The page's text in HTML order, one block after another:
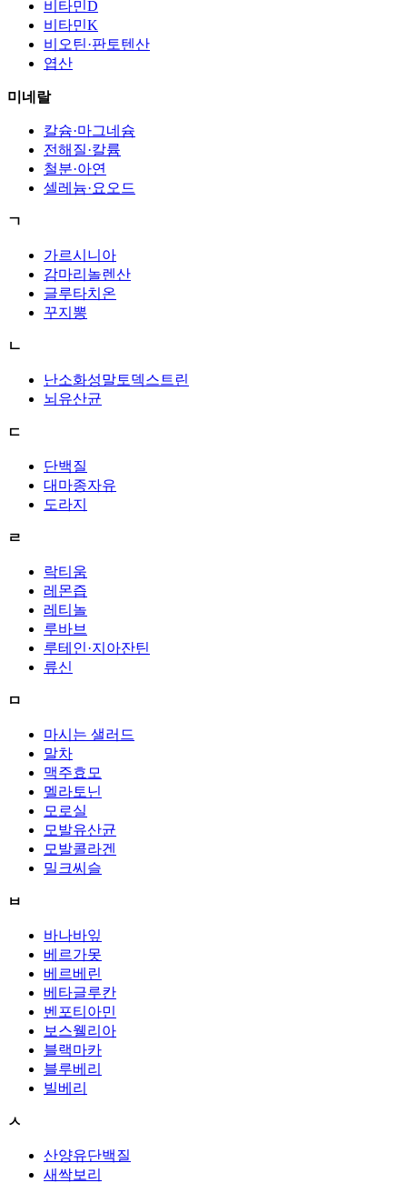
비타민D
비타민K
비오틴·판토텐산
엽산
미네랄
칼슘·마그네슘
전해질·칼륨
철분·아연
셀레늄·요오드
ㄱ
가르시니아
감마리놀렌산
글루타치온
꾸지뽕
ㄴ
난소화성말토덱스트린
뇌유산균
ㄷ
단백질
대마종자유
도라지
ㄹ
락티움
레몬즙
레티놀
루바브
루테인·지아잔틴
류신
ㅁ
마시는 샐러드
말차
맥주효모
멜라토닌
모로실
모발유산균
모발콜라겐
밀크씨슬
ㅂ
바나바잎
베르가못
베르베린
베타글루칸
벤포티아민
보스웰리아
블랙마카
블루베리
빌베리
ㅅ
산양유단백질
새싹보리